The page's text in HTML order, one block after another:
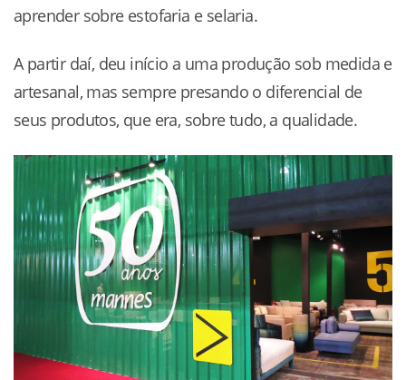
aprender sobre estofaria e selaria.
A partir daí, deu início a uma produção sob medida e
artesanal, mas sempre presando o diferencial de
seus produtos, que era, sobre tudo, a qualidade.